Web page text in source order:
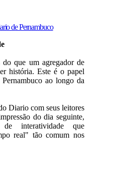
de Pernambuco
que um agregador de
história. Este é o papel
ao longo da
Diario com seus leitores
do dia seguinte,
interatividade que
real" tão comum nos